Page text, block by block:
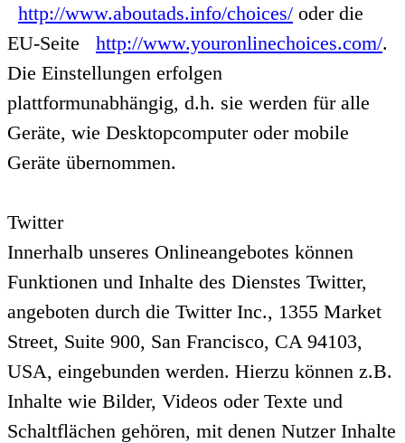
http://www.aboutads.info/choices/ oder die
EU-Seite
http://www.youronlinechoices.com/.
Die Einstellungen erfolgen
plattformunabhängig, d.h. sie werden für alle
Geräte, wie Desktopcomputer oder mobile
Geräte übernommen.
Twitter
Innerhalb unseres Onlineangebotes können
Funktionen und Inhalte des Dienstes Twitter,
angeboten durch die Twitter Inc., 1355 Market
Street, Suite 900, San Francisco, CA 94103,
USA, eingebunden werden. Hierzu können z.B.
Inhalte wie Bilder, Videos oder Texte und
Schaltflächen gehören, mit denen Nutzer Inhalte